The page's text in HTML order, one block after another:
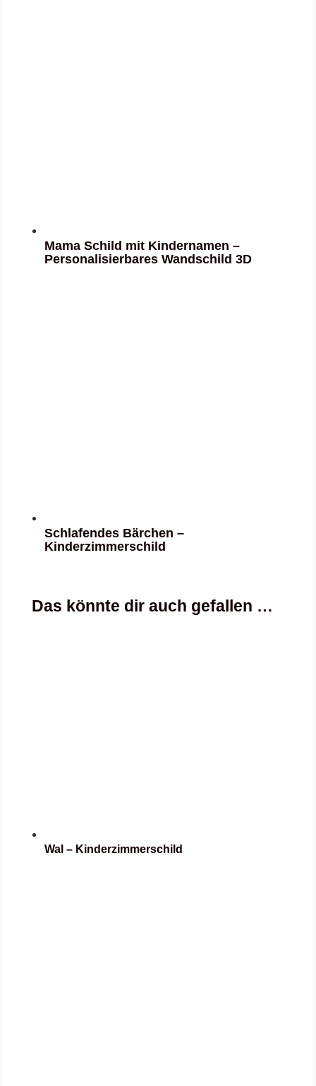
Mama Schild mit Kindernamen –
Personalisierbares Wandschild 3D
Schlafendes Bärchen –
Kinderzimmerschild
Das könnte dir auch gefallen …
Wal – Kinderzimmerschild